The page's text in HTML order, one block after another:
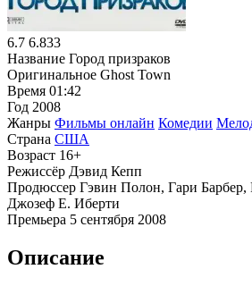
6.7 6.833
Название Город призраков
Оригинальное Ghost Town
Время 01:42
Год 2008
Жанры Фильмы онлайн Комедии
Страна США
Возраст 16+
Режиссёр Дэвид Кепп
Продюссер Гэвин Полон, Гари Барбер,
Джозеф Е. Иберти
Премьера 5 сентября 2008
Описание